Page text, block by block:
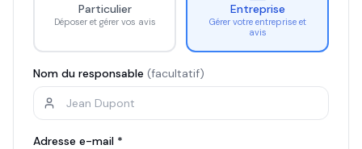
Particulier
Déposer et gérer vos avis
Entreprise
Gérer votre entreprise et
avis
Nom du responsable (facultatif)
Adresse e-mail *